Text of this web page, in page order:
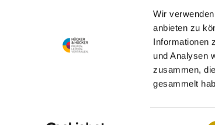
Wir
anbieten zu
Informationen
und Analysen
zusammen,
gesammelt
Abschlussprüfung
Registrierung im E-
Kontakt
Impressum
Widerrufsbelehrung
Datenschutzerklärung
Mein Konto